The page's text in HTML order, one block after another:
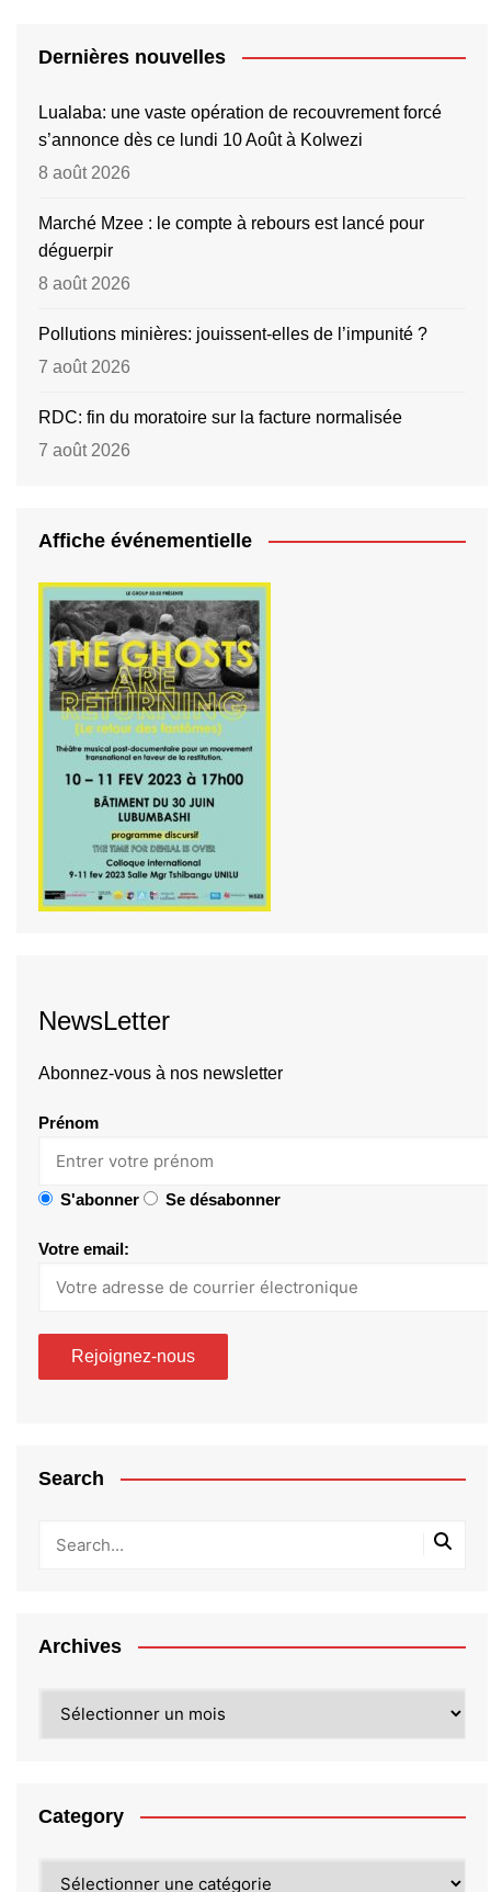
Dernières nouvelles
Lualaba: une vaste opération de recouvrement forcé
s’annonce dès ce lundi 10 Août à Kolwezi
8 août 2026
Marché Mzee : le compte à rebours est lancé pour
déguerpir
8 août 2026
Pollutions minières: jouissent-elles de l’impunité ?
7 août 2026
RDC: fin du moratoire sur la facture normalisée
7 août 2026
Affiche événementielle
NewsLetter
Abonnez-vous à nos newsletter
Prénom
S'abonner Se désabonner
Votre email:
Search
Archives
Category